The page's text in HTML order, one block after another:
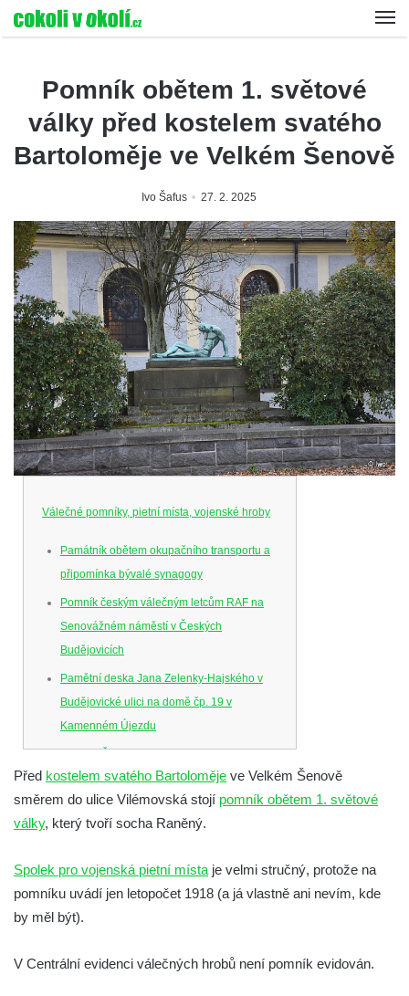
Pomník obětem 1. světové
války před kostelem svatého
Bartoloměje ve Velkém Šenově
Ivo Šafus 27. 2. 2025
Válečné pomníky, pietní místa, vojenské hroby
Památník obětem okupačního transportu a
připomínka bývalé synagogy
Pomník českým válečným letcům RAF na
Senovážném náměstí v Českých
Budějovicích
Pamětní deska Jana Zelenky-Hajského v
Budějovické ulici na domě čp. 19 v
Kamenném Újezdu
Kenotaf Šimona Valhy na starém hřbitově v
Kamenném Újezdě
Kenotaf Václava B. Hájka na starém
hřbitově v Kamenném Újezdě
Kamenném Újezdě
Kenotaf Jana Mojžiše na hřbitově ve
Kenotaf Josefa Jílka na hřbitově ve
Před kostelem svatého Bartoloměje ve Velkém Šenově
směrem do ulice Vilémovská stojí pomník obětem 1. světové
války, který tvoří socha Raněný.
Spolek pro vojenská pietní místa je velmi stručný, protože na
pomníku uvádí jen letopočet 1918 (a já vlastně ani nevím, kde
by měl být).
V Centrální evidenci válečných hrobů není pomník evidován.